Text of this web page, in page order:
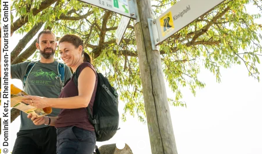
Wein & Genuss
Kultur & Events
Buchen & Service
© Dominik Ketz, Rheinhessen-Touristik GmbH